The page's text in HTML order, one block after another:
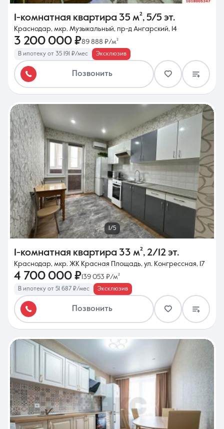
1-комнатная квартира 35 м², 5/5 эт.
Краснодар, мкр. Музыкальный, пр-д Ангарский, 14
3 200 000 ₽89 888 ₽/м²
В ипотеку от 35 191 ₽/мес Эксклюзив
Позвонить
1/5
1-комнатная квартира 33 м², 2/12 эт.
Краснодар, мкр. ЖК Красная Площадь, ул. Конгрессная, 17
4 700 000 ₽139 053 ₽/м²
В ипотеку от 51 687 ₽/мес Эксклюзив
Позвонить